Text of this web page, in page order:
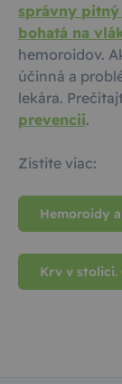
správny
bohatá na
hemoroidov.
účinná a
lekára.
prevencii.
Zistite viac:
Hemoroidy
Krv v stolici.